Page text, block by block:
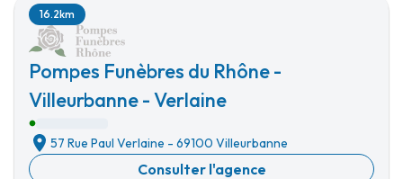
Pompes Funèbres du Rhône -
Villeurbanne - Verlaine
16.2km
57 Rue Paul Verlaine - 69100 Villeurbanne
Consulter l'agence